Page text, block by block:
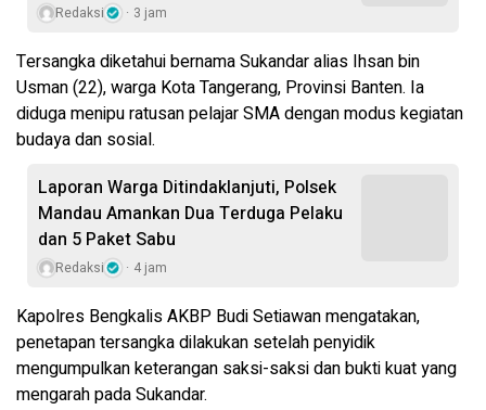
Redaksi 3 jam
Tersangka diketahui bernama Sukandar alias Ihsan bin
Usman (22), warga Kota Tangerang, Provinsi Banten. Ia
diduga menipu ratusan pelajar SMA dengan modus kegiatan
budaya dan sosial.
Laporan Warga Ditindaklanjuti, Polsek
Mandau Amankan Dua Terduga Pelaku
dan 5 Paket Sabu
Redaksi 4 jam
Kapolres Bengkalis AKBP Budi Setiawan mengatakan,
penetapan tersangka dilakukan setelah penyidik
mengumpulkan keterangan saksi-saksi dan bukti kuat yang
mengarah pada Sukandar.